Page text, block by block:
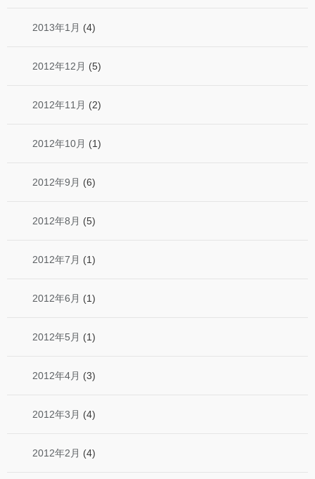
2013年1月 (4)
2012年12月 (5)
2012年11月 (2)
2012年10月 (1)
2012年9月 (6)
2012年8月 (5)
2012年7月 (1)
2012年6月 (1)
2012年5月 (1)
2012年4月 (3)
2012年3月 (4)
2012年2月 (4)